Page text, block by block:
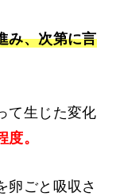
み、次第に言
て生じた変化
。
卵ごと吸収さ